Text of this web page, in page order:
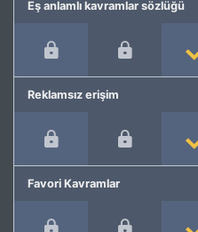
Eş anlamlı kavramlar sözlüğü
Reklamsız erişim
Favori Kavramlar